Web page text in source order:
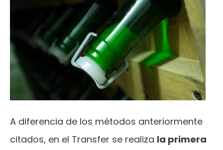
A diferencia de los métodos anteriormente
citados, en el Transfer se realiza la primera